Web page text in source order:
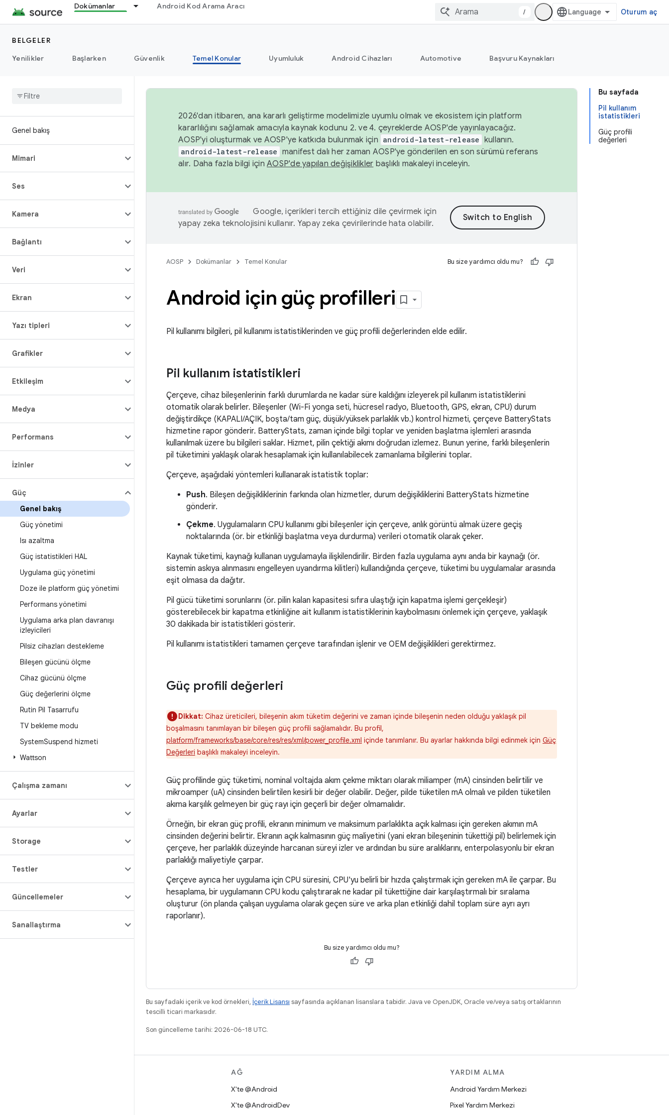
Dokümanlar Android Kod Arama Aracı
/ Oturum aç
BELGELER
Yenilikler
Başlarken Güvenlik Temel Konular Uyumluluk Android Cihazları Automotive Başvuru Kaynakları
Genel bakış
Mimari
Ses
Kamera
Bağlantı
Veri
Ekran
Yazı tipleri
Grafikler
Etkileşim
Medya
Performans
İzinler
Güç
Genel bakış
Güç yönetimi
Isı azaltma
Güç istatistikleri HAL
Uygulama güç yönetimi
Doze ile platform güç yönetimi
Performans yönetimi
Uygulama arka plan davranışı
izleyicileri
Pilsiz cihazları destekleme
Bileşen gücünü ölçme
Cihaz gücünü ölçme
Güç değerlerini ölçme
Rutin Pil Tasarrufu
TV bekleme modu
SystemSuspend hizmeti
Wattson
Çalışma zamanı
Ayarlar
Storage
Testler
Güncellemeler
Sanallaştırma
Bu sayfada
Pil kullanım
istatistikleri
Güç profili
değerleri
2026'dan itibaren, ana kararlı geliştirme modelimizle uyumlu olmak ve ekosistem için platform
kararlılığını sağlamak amacıyla kaynak kodunu 2. ve 4. çeyreklerde AOSP'de yayınlayacağız.
AOSP'yi oluşturmak ve AOSP'ye katkıda bulunmak için android-latest-release kullanın.
android-latest-release manifest dalı her zaman AOSP'ye gönderilen en son sürümü referans
alır. Daha fazla bilgi için AOSP'de yapılan değişiklikler başlıklı makaleyi inceleyin.
Google, içerikleri tercih ettiğiniz dile çevirmek için
yapay zeka teknolojisini kullanır. Yapay zeka çevirilerinde hata olabilir.
AOSP Dokümanlar Temel Konular Bu size yardımcı oldu mu?
Android için güç profilleri
Pil kullanımı bilgileri, pil kullanımı istatistiklerinden ve güç profili değerlerinden elde edilir.
Pil kullanım istatistikleri
Çerçeve, cihaz bileşenlerinin farklı durumlarda ne kadar süre kaldığını izleyerek pil kullanım istatistiklerini
otomatik olarak belirler. Bileşenler (Wi-Fi yonga seti, hücresel radyo, Bluetooth, GPS, ekran, CPU) durum
değiştirdikçe (KAPALI/AÇIK, boşta/tam güç, düşük/yüksek parlaklık vb.) kontrol hizmeti, çerçeve BatteryStats
hizmetine rapor gönderir. BatteryStats, zaman içinde bilgi toplar ve yeniden başlatma işlemleri arasında
kullanılmak üzere bu bilgileri saklar. Hizmet, pilin çektiği akımı doğrudan izlemez. Bunun yerine, farklı bileşenlerin
pil tüketimini yaklaşık olarak hesaplamak için kullanılabilecek zamanlama bilgilerini toplar.
Çerçeve, aşağıdaki yöntemleri kullanarak istatistik toplar:
Push. Bileşen değişikliklerinin farkında olan hizmetler, durum değişikliklerini BatteryStats hizmetine
gönderir.
Çekme. Uygulamaların CPU kullanımı gibi bileşenler için çerçeve, anlık görüntü almak üzere geçiş
noktalarında (ör. bir etkinliği başlatma veya durdurma) verileri otomatik olarak çeker.
Kaynak tüketimi, kaynağı kullanan uygulamayla ilişkilendirilir. Birden fazla uygulama aynı anda bir kaynağı (ör.
sistemin askıya alınmasını engelleyen uyandırma kilitleri) kullandığında çerçeve, tüketimi bu uygulamalar arasında
eşit olmasa da dağıtır.
Pil gücü tüketimi sorunlarını (ör. pilin kalan kapasitesi sıfıra ulaştığı için kapatma işlemi gerçekleşir)
gösterebilecek bir kapatma etkinliğine ait kullanım istatistiklerinin kaybolmasını önlemek için çerçeve, yaklaşık
30 dakikada bir istatistikleri gösterir.
Pil kullanımı istatistikleri tamamen çerçeve tarafından işlenir ve OEM değişiklikleri gerektirmez.
Güç profili değerleri
Dikkat: Cihaz üreticileri, bileşenin akım tüketim değerini ve zaman içinde bileşenin neden olduğu yaklaşık pil
boşalmasını tanımlayan bir bileşen güç profili sağlamalıdır. Bu profil,
platform/frameworks/base/core/res/res/xml/power_profile.xml içinde tanımlanır. Bu ayarlar hakkında bilgi edinmek için Güç
Değerleri başlıklı makaleyi inceleyin.
Güç profilinde güç tüketimi, nominal voltajda akım çekme miktarı olarak miliamper (mA) cinsinden belirtilir ve
mikroamper (uA) cinsinden belirtilen kesirli bir değer olabilir. Değer, pilde tüketilen mA olmalı ve pilden tüketilen
akıma karşılık gelmeyen bir güç rayı için geçerli bir değer olmamalıdır.
Örneğin, bir ekran güç profili, ekranın minimum ve maksimum parlaklıkta açık kalması için gereken akımın mA
cinsinden değerini belirtir. Ekranın açık kalmasının güç maliyetini (yani ekran bileşeninin tükettiği pil) belirlemek için
çerçeve, her parlaklık düzeyinde harcanan süreyi izler ve ardından bu süre aralıklarını, enterpolasyonlu bir ekran
parlaklığı maliyetiyle çarpar.
Çerçeve ayrıca her uygulama için CPU süresini, CPU'yu belirli bir hızda çalıştırmak için gereken mA ile çarpar. Bu
hesaplama, bir uygulamanın CPU kodu çalıştırarak ne kadar pil tükettiğine dair karşılaştırmalı bir sıralama
oluşturur (ön planda çalışan uygulama olarak geçen süre ve arka plan etkinliği dahil toplam süre ayrı ayrı
raporlanır).
Bu size yardımcı oldu mu?
Bu sayfadaki içerik ve kod örnekleri, İçerik Lisansı sayfasında açıklanan lisanslara tabidir. Java ve OpenJDK, Oracle ve/veya satış ortaklarının
tescilli ticari markasıdır.
Son güncelleme tarihi: 2026-06-18 UTC.
AĞ
X'te @Android
X'te @AndroidDev
YARDIM ALMA
Android Yardım Merkezi
Pixel Yardım Merkezi